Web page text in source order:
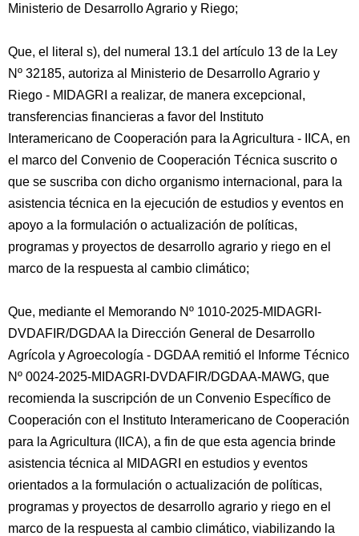
Ministerio de Desarrollo Agrario y Riego;
Que, el literal s), del numeral 13.1 del artículo 13 de la Ley
Nº 32185, autoriza al Ministerio de Desarrollo Agrario y
Riego - MIDAGRI a realizar, de manera excepcional,
transferencias financieras a favor del Instituto
Interamericano de Cooperación para la Agricultura - IICA, en
el marco del Convenio de Cooperación Técnica suscrito o
que se suscriba con dicho organismo internacional, para la
asistencia técnica en la ejecución de estudios y eventos en
apoyo a la formulación o actualización de políticas,
programas y proyectos de desarrollo agrario y riego en el
marco de la respuesta al cambio climático;
Que, mediante el Memorando Nº 1010-2025-MIDAGRI-
DVDAFIR/DGDAA la Dirección General de Desarrollo
Agrícola y Agroecología - DGDAA remitió el Informe Técnico
Nº 0024-2025-MIDAGRI-DVDAFIR/DGDAA-MAWG, que
recomienda la suscripción de un Convenio Específico de
Cooperación con el Instituto Interamericano de Cooperación
para la Agricultura (IICA), a fin de que esta agencia brinde
asistencia técnica al MIDAGRI en estudios y eventos
orientados a la formulación o actualización de políticas,
programas y proyectos de desarrollo agrario y riego en el
marco de la respuesta al cambio climático, viabilizando la